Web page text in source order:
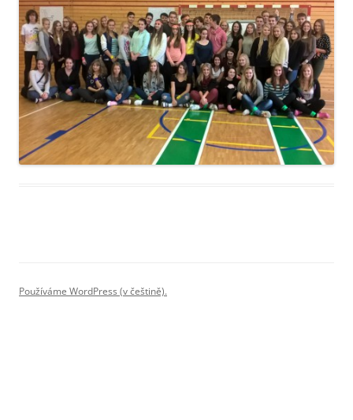
Používáme WordPress (v češtině).